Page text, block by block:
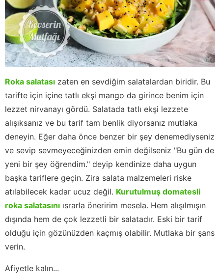
Roka salatası zaten en sevdiğim salatalardan biridir. Bu
tarifte için içine tatlı ekşi mango da girince benim için
lezzet nirvanayı gördü. Salatada tatlı ekşi lezzete
alışıksanız ve bu tarif tam benlik diyorsanız mutlaka
deneyin. Eğer daha önce benzer bir şey denemediyseniz
ve sevip sevmeyeceğinizden emin değilseniz "Bu gün de
yeni bir şey öğrendim." deyip kendinize daha uygun
başka tariflere geçin. Zira salata malzemeleri riske
atılabilecek kadar ucuz değil. Kurutulmuş domatesli
roka salatasını ısrarla öneririm mesela. Hem alışılmışın
dışında hem de çok lezzetli bir salatadır. Eski bir tarif
olduğu için gözünüzden kaçmış olabilir. Mutlaka bir şans
verin.
Afiyetle kalın...